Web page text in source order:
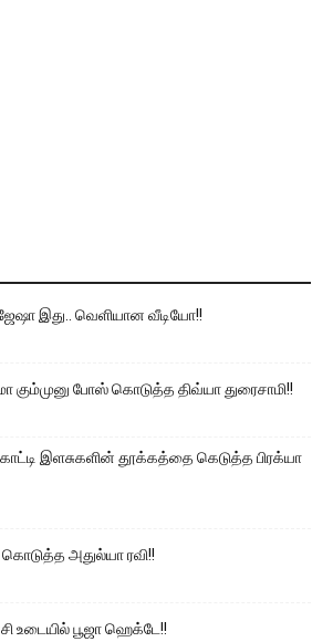
இது.. வெளியான வீடியோ!!
கும்முனு போஸ் கொடுத்த திவ்யா துரைசாமி!!
இளசுகளின் தூக்கத்தை கெடுத்த பிரக்யா
அதுல்யா ரவி!!
உடையில் பூஜா ஹெக்டே!!